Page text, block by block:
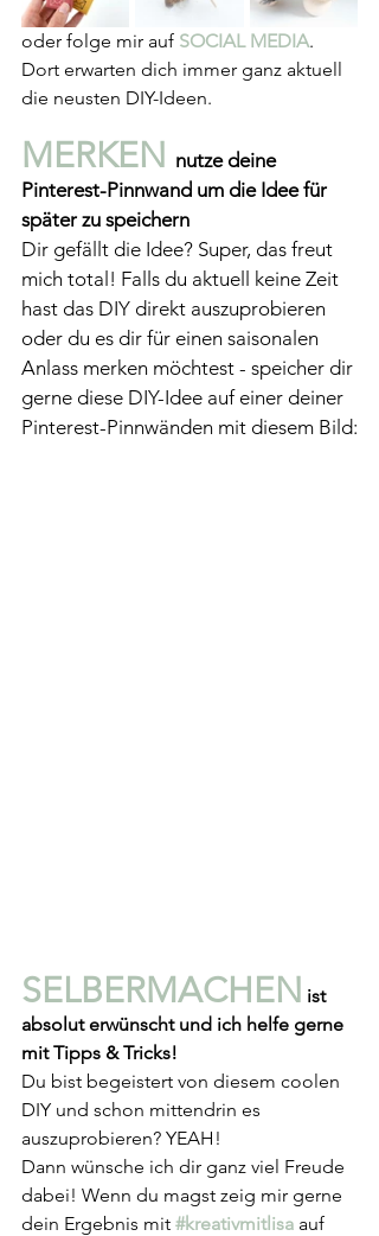
oder folge mir auf SOCIAL MEDIA.
Dort erwarten dich immer ganz aktuell
die neusten DIY-Ideen.
MERKEN nutze deine
Pinterest-Pinnwand um die Idee für
später zu speichern
Dir gefällt die Idee? Super, das freut
mich total! Falls du aktuell keine Zeit
hast das DIY direkt auszuprobieren
oder du es dir für einen saisonalen
Anlass merken möchtest - speicher dir
gerne diese DIY-Idee auf einer deiner
Pinterest-Pinnwänden mit diesem Bild:
SELBERMACHEN ist
absolut erwünscht und ich helfe gerne
mit Tipps & Tricks!
Du bist begeistert von diesem coolen
DIY und schon mittendrin es
auszuprobieren? YEAH!
Dann wünsche ich dir ganz viel Freude
dabei! Wenn du magst zeig mir gerne
dein Ergebnis mit #kreativmitlisa auf